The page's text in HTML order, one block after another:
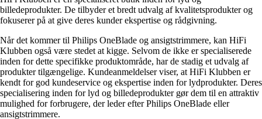
billedeprodukter. De tilbyder et bredt udvalg af kvalitetsprodukter og
fokuserer på at give deres kunder ekspertise og rådgivning.
Når det kommer til Philips OneBlade og ansigtstrimmere, kan HiFi
Klubben også være stedet at kigge. Selvom de ikke er specialiserede
inden for dette specifikke produktområde, har de stadig et udvalg af
produkter tilgængelige. Kundeanmeldelser viser, at HiFi Klubben er
kendt for god kundeservice og ekspertise inden for lydprodukter. Deres
specialisering inden for lyd og billedeprodukter gør dem til en attraktiv
mulighed for forbrugere, der leder efter Philips OneBlade eller
ansigtstrimmere.